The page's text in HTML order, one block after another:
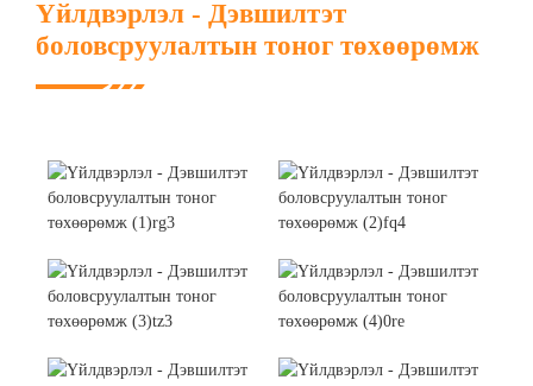
Үйлдвэрлэл - Дэвшилтэт
боловсруулалтын тоног төхөөрөмж